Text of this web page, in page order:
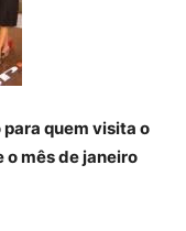
quem visita o
mês de janeiro